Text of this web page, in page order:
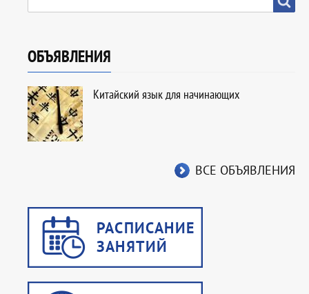
ОБЪЯВЛЕНИЯ
Китайский язык для начинающих
ВСЕ ОБЪЯВЛЕНИЯ